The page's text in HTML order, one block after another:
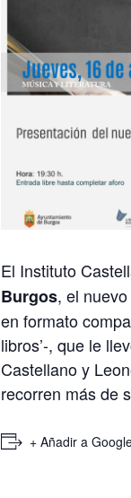
El Instituto
Burgos, el nuevo
en formato
libros’-, que le
Castellano y
recorren más de
+ Añadir a